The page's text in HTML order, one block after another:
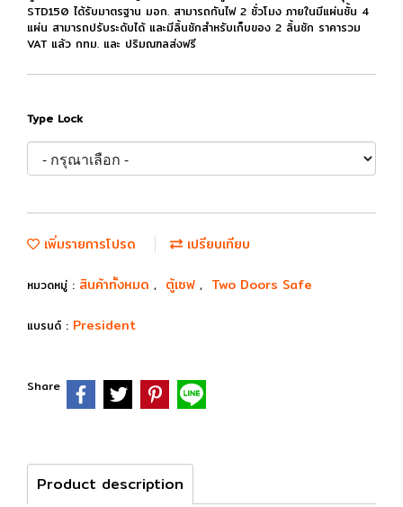
STD150 ได้รับมาตรฐาน มอก. สามารถกันไฟ 2 ชั่วโมง ภายในมีแผ่นชั้น 4
แผ่น สามารถปรับระดับได้ และมีลิ้นชักสำหรับเก็บของ 2 ลิ้นชัก ราคารวม
VAT แล้ว กทม. และ ปริมณฑลส่งฟรี
Type Lock
เพิ่มรายการโปรด เปรียบเทียบ
หมวดหมู่ : สินค้าทั้งหมด , ตู้เซฟ , Two Doors Safe
แบรนด์ : President
Share
Product description